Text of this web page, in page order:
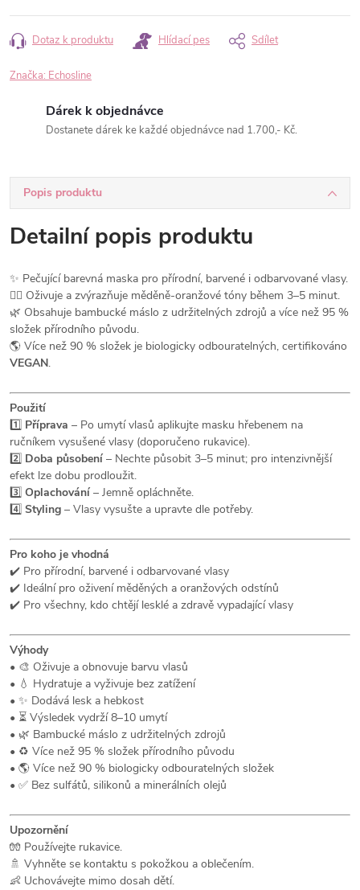
Dotaz k produktu Hlídací pes Sdílet
Značka: Echosline
Dárek k objednávce
Dostanete dárek ke každé objednávce nad 1.700,- Kč.
Popis produktu
Detailní popis produktu
✨ Pečující barevná maska pro přírodní, barvené i odbarvované vlasy.
💆‍♀️ Oživuje a zvýrazňuje měděně-oranžové tóny během 3–5 minut.
🌿 Obsahuje bambucké máslo z udržitelných zdrojů a více než 95 %
složek přírodního původu.
🌎 Více než 90 % složek je biologicky odbouratelných, certifikováno
VEGAN.
Použití
1️⃣ Příprava – Po umytí vlasů aplikujte masku hřebenem na
ručníkem vysušené vlasy (doporučeno rukavice).
2️⃣ Doba působení – Nechte působit 3–5 minut; pro intenzivnější
efekt lze dobu prodloužit.
3️⃣ Oplachování – Jemně opláchněte.
4️⃣ Styling – Vlasy vysušte a upravte dle potřeby.
Pro koho je vhodná
✔️ Pro přírodní, barvené i odbarvované vlasy
✔️ Ideální pro oživení měděných a oranžových odstínů
✔️ Pro všechny, kdo chtějí lesklé a zdravě vypadající vlasy
Výhody
• 🎨 Oživuje a obnovuje barvu vlasů
• 💧 Hydratuje a vyživuje bez zatížení
• ✨ Dodává lesk a hebkost
• ⏳ Výsledek vydrží 8–10 umytí
• 🌿 Bambucké máslo z udržitelných zdrojů
• ♻️ Více než 95 % složek přírodního původu
• 🌎 Více než 90 % biologicky odbouratelných složek
• ✅ Bez sulfátů, silikonů a minerálních olejů
Upozornění
🧤 Používejte rukavice.
🚿 Vyhněte se kontaktu s pokožkou a oblečením.
👶 Uchovávejte mimo dosah dětí.